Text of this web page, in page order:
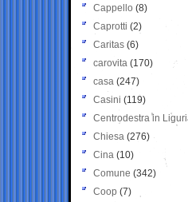
Cappello (8)
Caprotti (2)
Caritas (6)
carovita (170)
casa (247)
Casini (119)
Centrodestra in
Chiesa (276)
Cina (10)
Comune (342)
Coop (7)